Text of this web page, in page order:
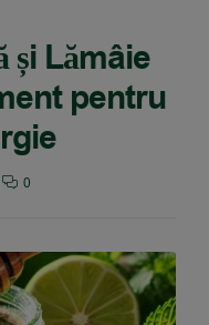
și Lămâie
pentru
0